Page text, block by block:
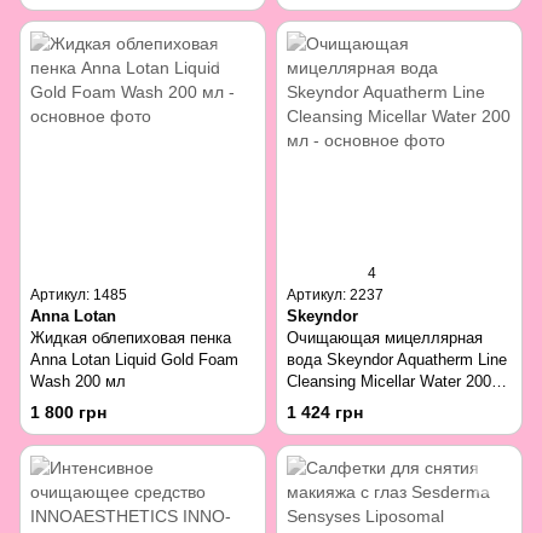
Артикул: 1485
Anna Lotan
Жидкая облепиховая пенка
Anna Lotan Liquid Gold Foam
Wash 200 мл
1 800 грн
4
Артикул: 2237
Skeyndor
Очищающая мицеллярная
вода Skeyndor Aquatherm Line
Cleansing Micellar Water 200
мл
1 424 грн